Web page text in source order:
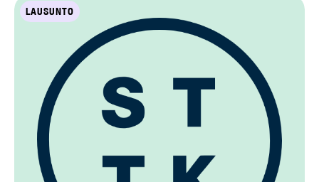
LAUSUNTO